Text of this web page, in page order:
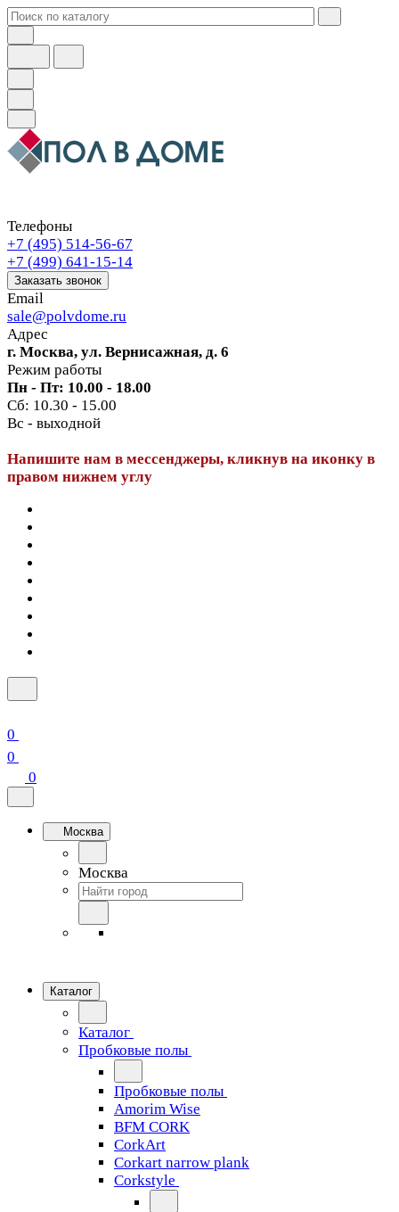
Телефоны
+7 (495) 514-56-67
+7 (499) 641-15-14
Заказать звонок
Email
sale@polvdome.ru
Адрес
г. Москва, ул. Вернисажная, д. 6
Режим работы
Пн - Пт: 10.00 - 18.00
Сб: 10.30 - 15.00
Вс - выходной
Напишите нам в мессенджеры, кликнув на иконку в
правом нижнем углу
0
0
0
Москва
Москва
Каталог
Каталог
Пробковые полы
Пробковые полы
Amorim Wise
BFM CORK
CorkArt
Corkart narrow plank
Corkstyle